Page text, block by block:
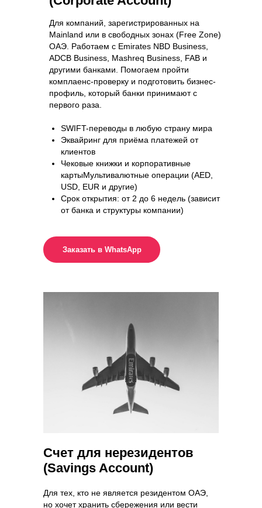
Для компаний, зарегистрированных на
Mainland или в свободных зонах (Free Zone)
ОАЭ. Работаем с Emirates NBD Business,
ADCB Business, Mashreq Business, FAB и
другими банками. Помогаем пройти
комплаенс-проверку и подготовить бизнес-
профиль, который банки принимают с
первого раза.
SWIFT-переводы в любую страну мира
Эквайринг для приёма платежей от
клиентов
Чековые книжки и корпоративные
картыМультивалютные операции (AED,
USD, EUR и другие)
Срок открытия: от 2 до 6 недель (зависит
от банка и структуры компании)
Для тех, кто не является резидентом ОАЭ,
но хочет хранить сбережения или вести
Счет для нерезидентов
(Savings Account)
Заказать в WhatsApp